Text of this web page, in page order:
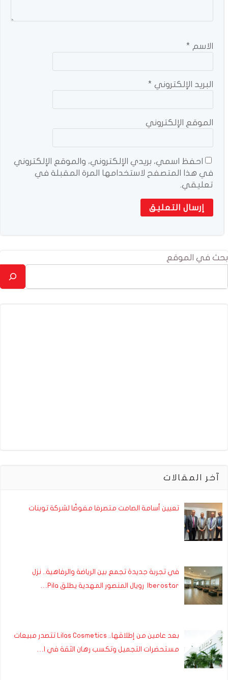
الاسم *
البريد الإلكتروني *
الموقع الإلكتروني
احفظ اسمي، بريدي الإلكتروني، والموقع الإلكتروني
في هذا المتصفح لاستخدامها المرة المقبلة في
تعليقي.
بحث في الموقع
آخر المقالات
تعيين أسامة الصامت متصرفا مفوضًا لشركة توبنات
في تجربة جديدة تجمع بين الرياضة والرفاهية.. نزل
Iberostar رويال المنصور المهدية يطلق Pila…
بعد عامين من إطلاقها.. Lilas Cosmetics تتصدر مبيعات
مستحضرات التجميل وتكسب رهان الثقة في ا…